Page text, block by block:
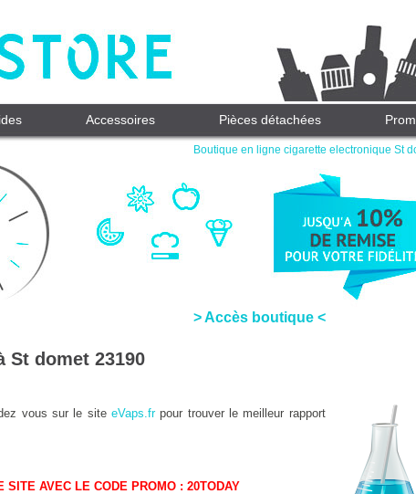
Boutique en ligne cigarette electronique St
Accessoires Pièces détachées
> Accès boutique <
domet 23190
vous sur le site eVaps.frpour trouver le meilleur rapport
SITE AVEC LE CODE PROMO : 20TODAY